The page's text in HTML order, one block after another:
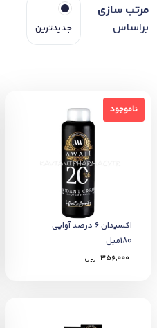
مرتب سازی
براساس
جدیدترین
ناموجود
ناموجود
اکسیدان 6 درصد آوایی
180میل
356,000 ﷼